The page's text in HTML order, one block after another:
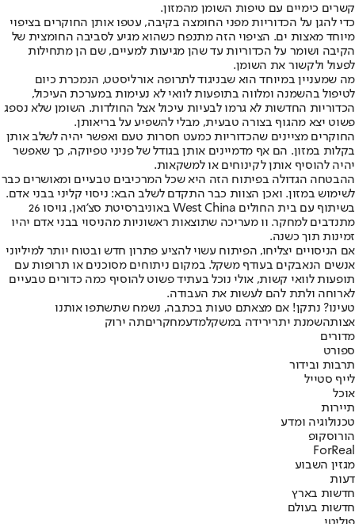
קשרים כימיים עם טיפות השומן מהמזון.
כדי להגן על הכדוריות מפני החומצה בקיבה, עטפו אותן החוקרים בציפוי
מיוחד מאצות ים. הציפוי הזה מתנפח כשהוא מגיע לסביבה החומצית של
הקיבה ושומר על הכדוריות עד שהן מגיעות למעיים, שם הן מתחילות
לפעול ולקשור את השומן.
מה שמעניין במיוחד הוא שבניגוד לתרופה אורליסטט, הנמכרת כיום
לטיפול בהשמנה ומלווה בתופעות לוואי לא נעימות במערכת העיכול,
הכדוריות החדשות לא גרמו לבעיות עיכול אצל החולדות. השומן שלא נספג
פשוט יצא מהגוף בצורה טבעית, מבלי להשפיע על בריאותן.
החוקרים מציינים שהכדוריות כמעט חסרות טעם ואפשר יהיה לשלב אותן
בקלות במזון. הם אף מדמיינים אותן בגודל של פניני טפיוקה, כך שאפשר
יהיה להוסיף אותן לקינוחים או למשקאות.
ההבטחה הגדולה בפיתוח הזה היא שכל המרכיבים טבעיים ומאושרים כבר
לשימוש במזון. ואכן הצוות כבר התקדם לשלב הבא: ניסוי קליני בבני אדם.
בשיתוף עם בית החולים West China באוניברסיטת סצ'ואן, גויסו 26
מתנדבים למחקר. וו מעריכה שתוצאות ראשוניות מהניסוי בבני אדם יהיו
זמינות תוך כשנה.
אם הניסויים יצליחו, הפיתוח עשוי להציע פתרון חדש ובטוח יותר למיליוני
אנשים הנאבקים בעודף משקל. במקום ניתוחים מסוכנים או תרופות עם
תופעות לוואי קשות, אולי נוכל בעתיד פשוט להוסיף כמה כדורים טבעיים
לארוחה ולתת להם לעשות את העבודה.
טעינו? נתקן! אם מצאתם טעות בכתבה, נשמח שתשתפו אותנו
אצותהשמנת יתרירידה במשקלמדעמחקריםתה ירוק
מדורים
ספורט
תרבות ובידור
לייף סטייל
אוכל
תיירות
טכנולוגיה ומדע
הורוסקופ
ForReal
מגזין השבוע
דעות
חדשות בארץ
חדשות בעולם